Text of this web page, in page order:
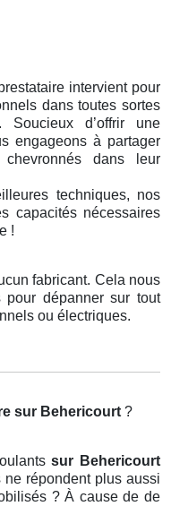
intervient pour
dans toutes sortes
d’offrir une
engageons à partager
dans leur
techniques, nos
capacités nécessaires
!
fabricant. Cela nous
pour dépanner sur tout
ou électriques.
sur Behericourt ?
sur Behericourt
répondent plus aussi
? À cause de de